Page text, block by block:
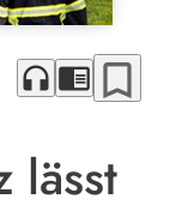
headphones chrome_reader_mode bookmark_border
lässt